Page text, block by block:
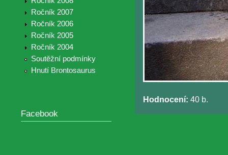
Ročník 2007
Ročník 2006
Ročník 2005
Ročník 2004
Soutěžní podmínky
Hnutí Brontosaurus
Facebook
Hodnocení: 40 b.